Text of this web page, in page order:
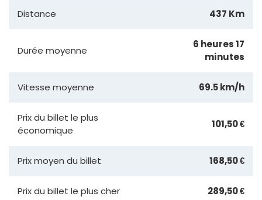
Distance 437 Km
Durée moyenne
6 heures 17
minutes
Vitesse moyenne 69.5 km/h
Prix du billet le plus
économique
101,50 €
Prix moyen du billet 168,50 €
Prix du billet le plus cher 289,50 €